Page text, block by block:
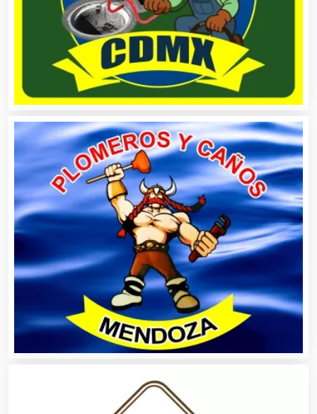
Alta Costura
Aluminio
Ambulancias
Análisis Clínicos
Análisis de Aguas
Animadores de Eventos
Aparatos y Equipos Eléctricos
Artes Gráficas